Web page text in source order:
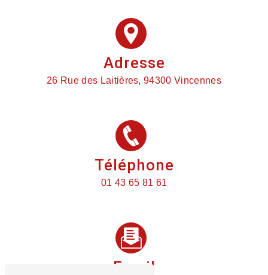
Adresse
26 Rue des Laitières, 94300 Vincennes
Téléphone
01 43 65 81 61
Email